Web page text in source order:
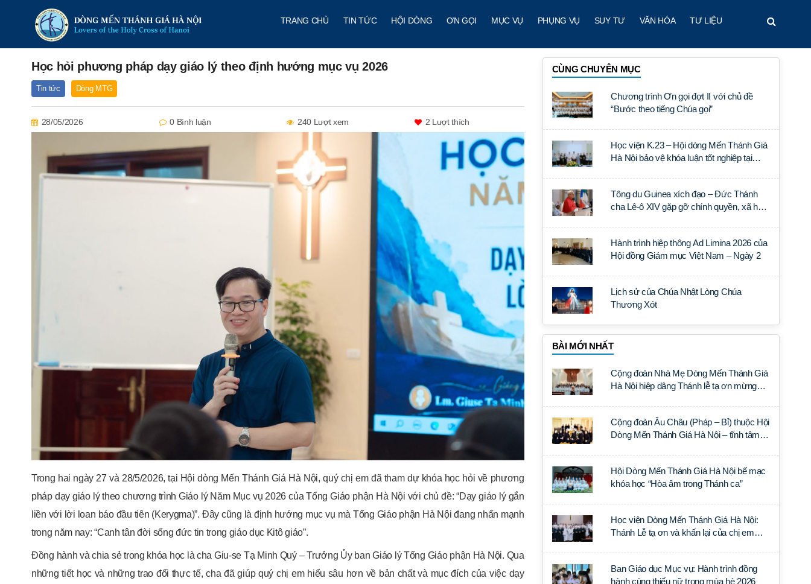
TRANG CHỦ TIN TỨC HỘI DÒNG ƠN GỌI MỤC VỤ PHỤNG VỤ SUY TƯ VĂN HÓA TƯ LIỆU
Học hỏi phương pháp dạy giáo lý theo định hướng mục vụ 2026
Tin tức Dòng MTG
28/05/2026 0 Bình luận 240 Lượt xem 2 Lượt thích
Trong hai ngày 27 và 28/5/2026, tại Hội dòng Mến Thánh Giá Hà Nội, quý chị em đã tham dự khóa học hỏi về phương
pháp dạy giáo lý theo chương trình Giáo lý Năm Mục vụ 2026 của Tổng Giáo phận Hà Nội với chủ đề: “Dạy giáo lý gắn
liền với lời loan báo đầu tiên (Kerygma)”. Đây cũng là định hướng mục vụ mà Tổng Giáo phận Hà Nội đang nhấn mạnh
trong năm nay: “Canh tân đời sống đức tin trong giáo dục Kitô giáo”.
Đồng hành và chia sẻ trong khóa học là cha Giu-se Tạ Minh Quý – Trưởng Ủy ban Giáo lý Tổng Giáo phận Hà Nội. Qua
những tiết học và những trao đổi thực tế, cha đã giúp quý chị em hiểu sâu hơn về bản chất và mục đích của việc dạy
CÙNG CHUYÊN MỤC
Chương trình Ơn gọi đợt II với chủ đề
“Bước theo tiếng Chúa gọi”
Học viện K.23 – Hội dòng Mến Thánh Giá
Hà Nội bảo vệ khóa luận tốt nghiệp tại
Tông du Guinea xích đạo – Đức Thánh
cha Lê-ô XIV gặp gỡ chính quyền, xã hội
Hành trình hiệp thông Ad Limina 2026 của
Hội đồng Giám mục Việt Nam – Ngày 2
Lịch sử của Chúa Nhật Lòng Chúa
Thương Xót
BÀI MỚI NHẤT
Cộng đoàn Nhà Mẹ Dòng Mến Thánh Giá
Hà Nội hiệp dâng Thánh lễ tạ ơn mừng
Cộng đoàn Âu Châu (Pháp – Bỉ) thuộc Hội
Dòng Mến Thánh Giá Hà Nội – tĩnh tâm
Hội Dòng Mến Thánh Giá Hà Nội bế mạc
khóa học “Hòa âm trong Thánh ca”
Học viện Dòng Mến Thánh Giá Hà Nội:
Thánh Lễ tạ ơn và khấn lại của chị em
Ban Giáo dục Mục vụ: Hành trình đồng
hành cùng thiếu nữ trong mùa hè 2026